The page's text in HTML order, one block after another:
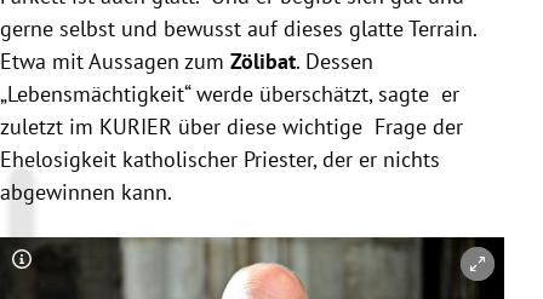
gerne selbst und bewusst auf dieses glatte Terrain.
Etwa mit Aussagen zum Zölibat. Dessen
„Lebensmächtigkeit“ werde überschätzt, sagte er
zuletzt im KURIER über diese wichtige Frage der
Ehelosigkeit katholischer Priester, der er nichts
abgewinnen kann.
Copyright-Hinweis öffnen/schließen